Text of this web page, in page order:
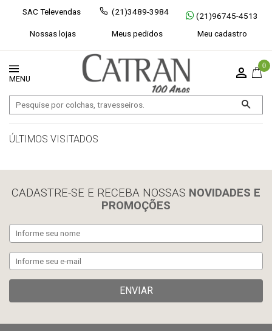
SAC Televendas (21)3489-3984
(21)96745-4513
Nossas lojas
Meus pedidos Meu cadastro
0
Exibir todos Fechar [×]
ÚLTIMOS VISITADOS
CADASTRE-SE E RECEBA NOSSAS NOVIDADES E
PROMOÇÕES
ENVIAR